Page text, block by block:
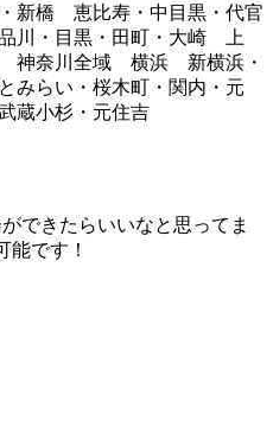
新橋 恵比寿・中目黒・代官
・目黒・田町・大崎 上
神奈川全域 横浜 新横浜・
みらい・桜木町・関内・元
小杉・元住吉
できたらいいなと思ってま
能です！